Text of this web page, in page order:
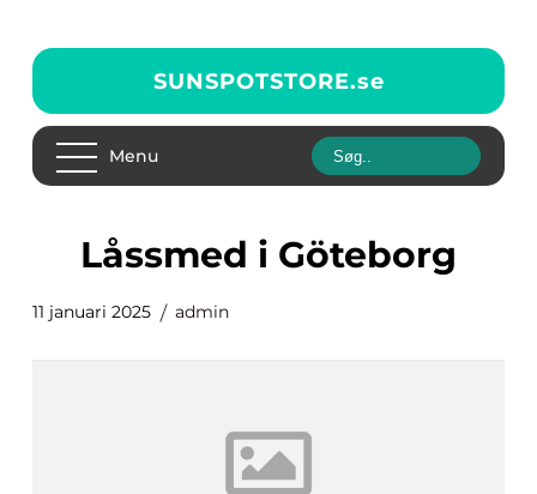
SUNSPOTSTORE.se
Menu
låssmed i Göteborg
11 januari 2025 admin